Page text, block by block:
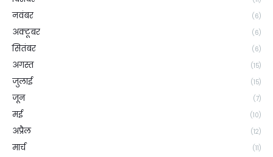
नवंबर (6)
अक्टूबर (6)
सितंबर (6)
अगस्त (15)
जुलाई (15)
जून (7)
मई (10)
अप्रैल (12)
मार्च (11)